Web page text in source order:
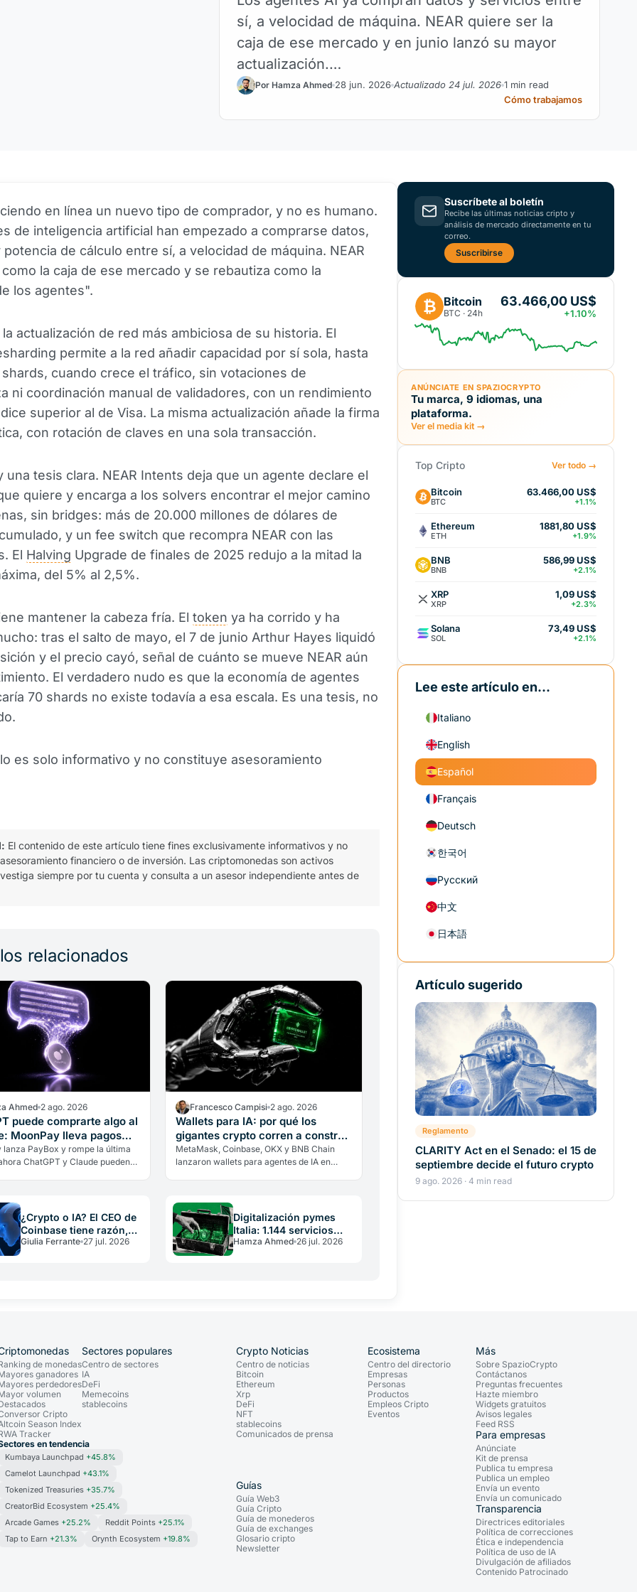
sí, a velocidad de máquina. NEAR quiere ser la
caja de ese mercado y en junio lanzó su mayor
actualización.…
Por Hamza Ahmed 28 jun. 2026 Actualizado 24 jul. 2026 1 min read
Cómo trabajamos
en línea un nuevo tipo de comprador, y no es humano.
de inteligencia artificial han empezado a comprarse datos,
de cálculo entre sí, a velocidad de máquina. NEAR
la caja de ese mercado y se rebautiza como la
los agentes".
actualización de red más ambiciosa de su historia. El
permite a la red añadir capacidad por sí sola, hasta
shards, cuando crece el tráfico, sin votaciones de
ni coordinación manual de validadores, con un rendimiento
superior al de Visa. La misma actualización añade la firma
con rotación de claves en una sola transacción.
una tesis clara. NEAR Intents deja que un agente declare el
quiere y encarga a los solvers encontrar el mejor camino
sin bridges: más de 20.000 millones de dólares de
y un fee switch que recompra NEAR con las
El Halving Upgrade de finales de 2025 redujo a la mitad la
del 5% al 2,5%.
mantener la cabeza fría. El token ya ha corrido y ha
tras el salto de mayo, el 7 de junio Arthur Hayes liquidó
y el precio cayó, señal de cuánto se mueve NEAR aún
El verdadero nudo es que la economía de agentes
70 shards no existe todavía a esa escala. Es una tesis, no
es solo informativo y no constituye asesoramiento
El contenido de este artículo tiene fines exclusivamente informativos y no
financiero o de inversión. Las criptomonedas son activos
siempre por tu cuenta y consulta a un asesor independiente antes de
relacionados
Ahmed 2 ago. 2026
puede comprarte algo al
MoonPay lleva pagos
chat
lanza PayBox y rompe la última
ChatGPT y Claude pueden
Francesco Campisi 2 ago. 2026
Wallets para IA: por qué los
gigantes crypto corren a construir
la infraestructura
MetaMask, Coinbase, OKX y BNB Chain
lanzaron wallets para agentes de IA en
¿Crypto o IA? El CEO de
Coinbase tiene razón,
pero no es árbitro
Giulia Ferrante 27 jul. 2026
Digitalización pymes
Italia: 1.144 servicios
financiados por el PNRR
Hamza Ahmed 26 jul. 2026
Suscríbete al boletín
Recibe las últimas noticias cripto y
análisis de mercado directamente en tu
correo.
Suscribirse
₿ Bitcoin
BTC · 24h
63.466,00 US$
+1.10%
ANÚNCIATE EN SPAZIOCRYPTO
Tu marca, 9 idiomas, una
plataforma.
Ver el media kit →
Top Cripto Ver todo →
Bitcoin
BTC
63.466,00 US$
+1.1%
Ethereum
ETH
1881,80 US$
+1.9%
BNB
BNB
586,99 US$
+2.1%
XRP
XRP
1,09 US$
+2.3%
Solana
SOL
73,49 US$
+2.1%
Lee este artículo en...
Italiano
English
Español
Français
Deutsch
한국어
Русский
中文
日本語
Artículo sugerido
Reglamento
CLARITY Act en el Senado: el 15 de
septiembre decide el futuro crypto
9 ago. 2026 · 4 min read
de monedas
ganadores
perdedores
volumen
Cripto
Season Index
Tracker
Sectores populares
Centro de sectores
IA
DeFi
Memecoins
stablecoins
en tendencia
Kumbaya Launchpad +45.8%
Camelot Launchpad +43.1%
Tokenized Treasuries +35.7%
CreatorBid Ecosystem +25.4%
Arcade Games +25.2% Reddit Points +25.1%
Tap to Earn +21.3% Orynth Ecosystem +19.8%
Crypto Noticias
Centro de noticias
Bitcoin
Ethereum
Xrp
DeFi
NFT
stablecoins
Comunicados de prensa
Ecosistema
Centro del directorio
Empresas
Personas
Productos
Empleos Cripto
Eventos
Guías
Guía Web3
Guía Cripto
Guía de monederos
Guía de exchanges
Glosario cripto
Newsletter
Más
Sobre SpazioCrypto
Contáctanos
Preguntas frecuentes
Hazte miembro
Widgets gratuitos
Avisos legales
Feed RSS
Para empresas
Anúnciate
Kit de prensa
Publica tu empresa
Publica un empleo
Envía un evento
Envía un comunicado
Transparencia
Directrices editoriales
Política de correcciones
Ética e independencia
Política de uso de IA
Divulgación de afiliados
Contenido Patrocinado